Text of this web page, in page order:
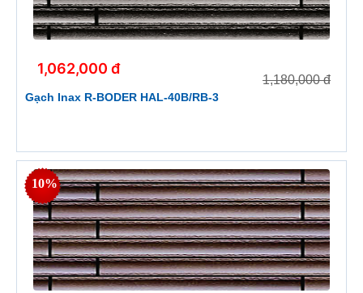
1,062,000 đ
1,180,000 đ
Gạch Inax R-BODER HAL-40B/RB-3
10%